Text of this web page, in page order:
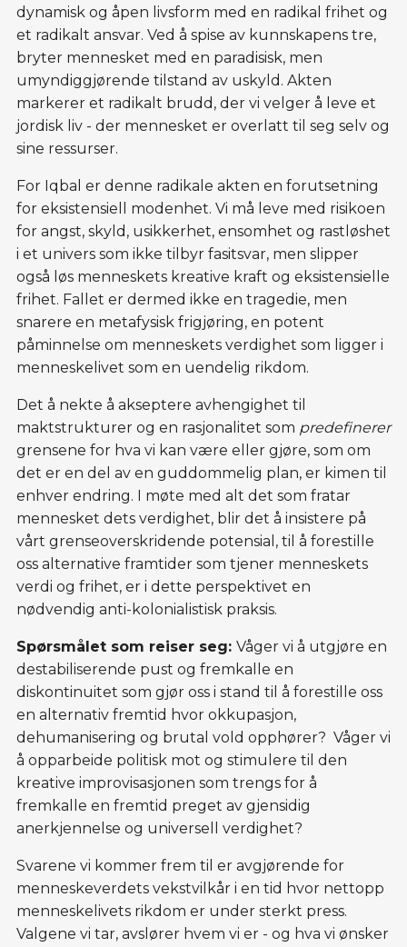
dynamisk og åpen livsform med en radikal frihet og
et radikalt ansvar. Ved å spise av kunnskapens tre,
bryter mennesket med en paradisisk, men
umyndiggjørende tilstand av uskyld. Akten
markerer et radikalt brudd, der vi velger å leve et
jordisk liv - der mennesket er overlatt til seg selv og
sine ressurser.
For Iqbal er denne radikale akten en forutsetning
for eksistensiell modenhet. Vi må leve med risikoen
for angst, skyld, usikkerhet, ensomhet og rastløshet
i et univers som ikke tilbyr fasitsvar, men slipper
også løs menneskets kreative kraft og eksistensielle
frihet. Fallet er dermed ikke en tragedie, men
snarere en metafysisk frigjøring, en potent
påminnelse om menneskets verdighet som ligger i
menneskelivet som en uendelig rikdom.
Det å nekte å akseptere avhengighet til
maktstrukturer og en rasjonalitet som predefinerer
grensene for hva vi kan være eller gjøre, som om
det er en del av en guddommelig plan, er kimen til
enhver endring. I møte med alt det som fratar
mennesket dets verdighet, blir det å insistere på
vårt grenseoverskridende potensial, til å forestille
oss alternative framtider som tjener menneskets
verdi og frihet, er i dette perspektivet en
nødvendig anti-kolonialistisk praksis.
Spørsmålet som reiser seg: Våger vi å utgjøre en
destabiliserende pust og fremkalle en
diskontinuitet som gjør oss i stand til å forestille oss
en alternativ fremtid hvor okkupasjon,
dehumanisering og brutal vold opphører? Våger vi
å opparbeide politisk mot og stimulere til den
kreative improvisasjonen som trengs for å
fremkalle en fremtid preget av gjensidig
anerkjennelse og universell verdighet?
Svarene vi kommer frem til er avgjørende for
menneskeverdets vekstvilkår i en tid hvor nettopp
menneskelivets rikdom er under sterkt press.
Valgene vi tar, avslører hvem vi er - og hva vi ønsker